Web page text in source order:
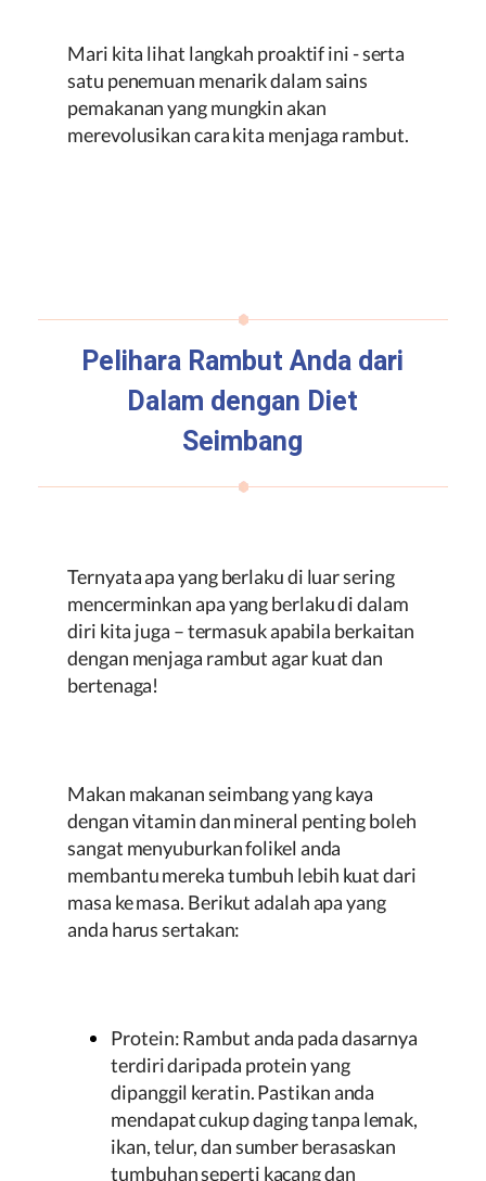
Mari kita lihat langkah proaktif ini - serta
satu penemuan menarik dalam sains
pemakanan yang mungkin akan
merevolusikan cara kita menjaga rambut.
Pelihara Rambut Anda dari
Dalam dengan Diet
Seimbang
Ternyata apa yang berlaku di luar sering
mencerminkan apa yang berlaku di dalam
diri kita juga – termasuk apabila berkaitan
dengan menjaga rambut agar kuat dan
bertenaga!
Makan makanan seimbang yang kaya
dengan vitamin dan mineral penting boleh
sangat menyuburkan folikel anda
membantu mereka tumbuh lebih kuat dari
masa ke masa. Berikut adalah apa yang
anda harus sertakan:
Protein: Rambut anda pada dasarnya
terdiri daripada protein yang
dipanggil keratin. Pastikan anda
mendapat cukup daging tanpa lemak,
ikan, telur, dan sumber berasaskan
tumbuhan seperti kacang dan